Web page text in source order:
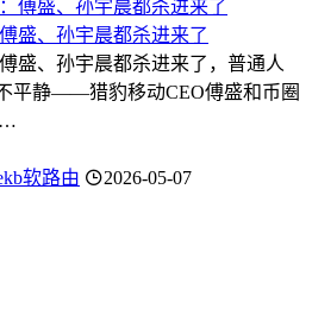
盛、孙宇晨都杀进来了
盛、孙宇晨都杀进来了，普通人
平静——猎豹移动CEO傅盛和币圈
…
软路由
2026-05-07